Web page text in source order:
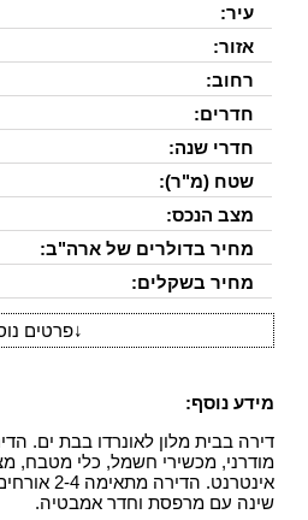
עיר:
אזור:
רחוב:
חדרים:
חדרי שנה:
שטח (מ"ר):
מצב הנכס:
מחיר בדולרים של ארה"ב:
מחיר בשקלים:
↓פרטים
מידע נוסף:
דירה בבית מלון לאונרדו בבת ים.
מודרני, מכשירי חשמל, כלי מטבח,
אינטרנט.
שינה עם מרפסת וחדר אמבטיה.